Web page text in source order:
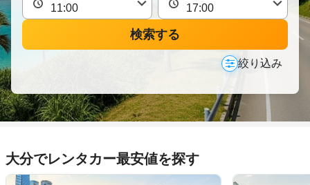
検索する
絞り込み
大分でレンタカー最安値を探す